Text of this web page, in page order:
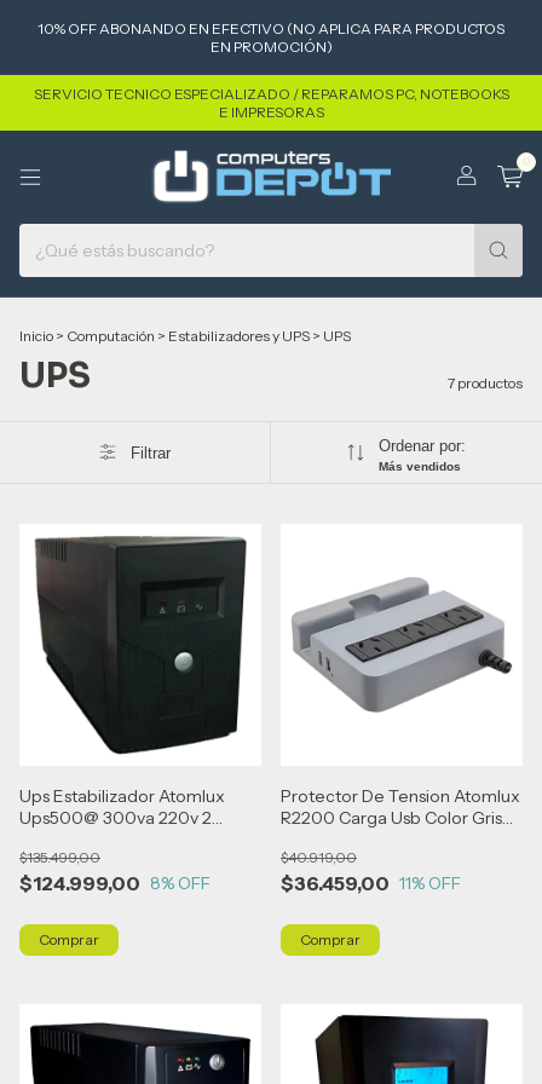
10% OFF ABONANDO EN EFECTIVO (NO APLICA PARA PRODUCTOS
EN PROMOCIÓN)
SERVICIO TECNICO ESPECIALIZADO / REPARAMOS PC, NOTEBOOKS
E IMPRESORAS
Inicio > Computación > Estabilizadores y UPS > UPS
UPS 7 productos
Filtrar Ordenar por:
Más vendidos
Ups Estabilizador Atomlux
Ups500@ 300va 220v 2
$124.999,00
$135.499,00
8% OFF
Protector De Tension Atomlux
R2200 Carga Usb Color Gris
$36.459,00
$40.919,00
11% OFF